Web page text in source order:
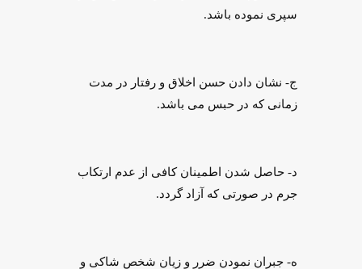
سپری نموده باشد.
ج- نشان دادن حسن اخلاق و رفتار در مدت
زمانی که در حبس می باشد.
د- حاصل شدن اطمینان کافی از عدم ارتکاب
جرم در صورتی که آزاد گردد.
ه- جبران نمودن ضرر و زیان شخص شاکی و